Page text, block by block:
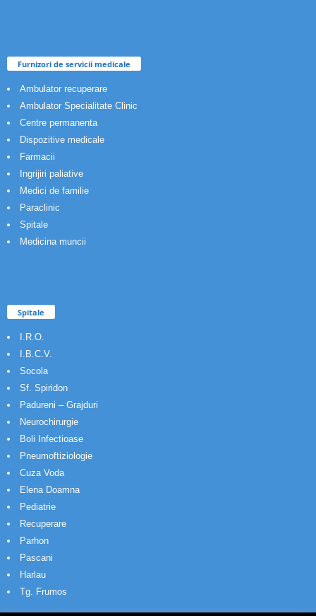
Furnizori de servicii medicale
Ambulator recuperare
Ambulator Specialitate Clinic
Centre permanenta
Dispozitive medicale
Farmacii
Ingrijiri paliative
Medici de familie
Paraclinic
Spitale
Medicina muncii
Spitale
I.R.O.
I.B.C.V.
Socola
Sf. Spiridon
Padureni – Grajduri
Neurochirurgie
Boli Infectioase
Pneumoftiziologie
Cuza Voda
Elena Doamna
Pediatrie
Recuperare
Parhon
Pascani
Harlau
Tg. Frumos